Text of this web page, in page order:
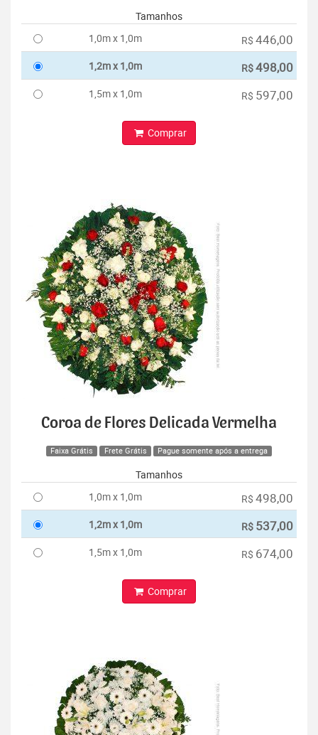
Tamanhos
1,0m x 1,0m
R$ 446,00
1,2m x 1,0m R$498,00
1,5m x 1,0m R$ 597,00
Comprar
Coroa de Flores Delicada Vermelha
Faixa Grátis Frete Grátis Pague somente após a entrega
Tamanhos
1,0m x 1,0m
R$ 498,00
1,2m x 1,0m R$ 537,00
1,5m x 1,0m R$ 674,00
Comprar